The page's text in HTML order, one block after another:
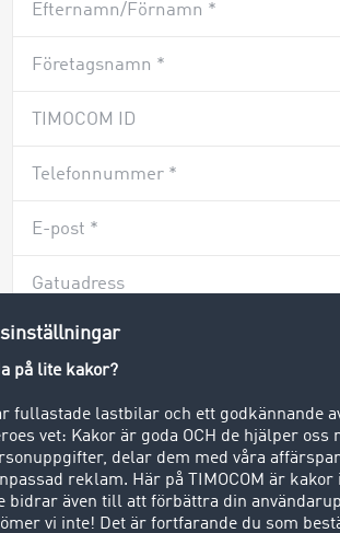
Efternamn/Förnamn *
Företagsnamn *
TIMOCOM ID
Telefonnummer *
E-post *
Gatuadress
Postnummer *
Meddelande *